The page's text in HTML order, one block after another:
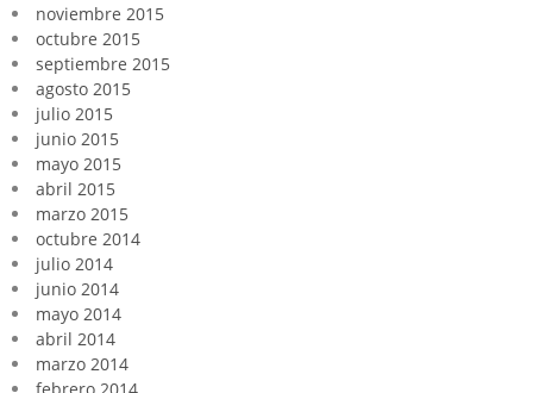
noviembre 2015
octubre 2015
septiembre 2015
agosto 2015
julio 2015
junio 2015
mayo 2015
abril 2015
marzo 2015
octubre 2014
julio 2014
junio 2014
mayo 2014
abril 2014
marzo 2014